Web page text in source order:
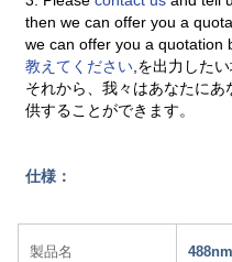
then we can offer you a
we can offer you a quotation
教えてください ,を出力した
それから、我々はあなたに
供することができます。
仕様：
製品名